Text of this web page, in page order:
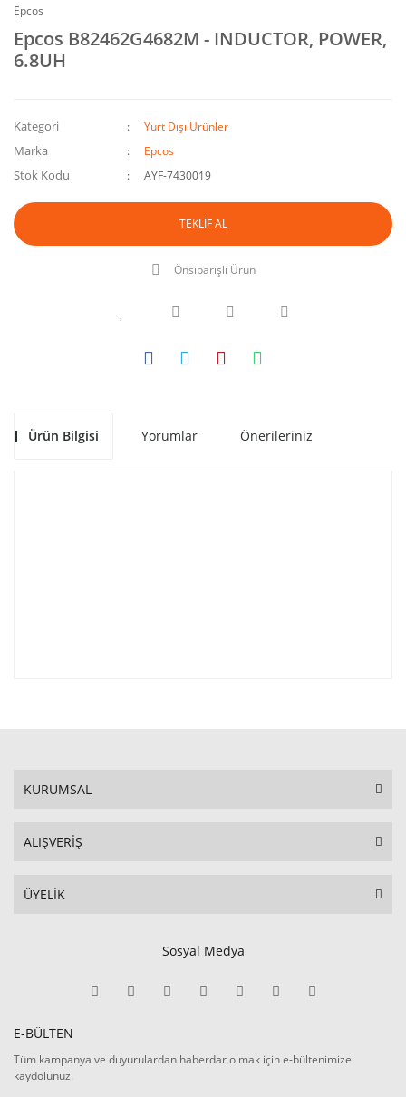
Epcos
Epcos B82462G4682M - INDUCTOR, POWER,
6.8UH
Kategori Yurt Dışı Ürünler
Marka Epcos
Stok Kodu AYF-7430019
TEKLİF AL
Önsiparişli Ürün
Ürün Bilgisi Yorumlar Önerileriniz
KURUMSAL
ALIŞVERİŞ
ÜYELİK
Sosyal Medya
E-BÜLTEN
Tüm kampanya ve duyurulardan haberdar olmak için e-bültenimize
kaydolunuz.